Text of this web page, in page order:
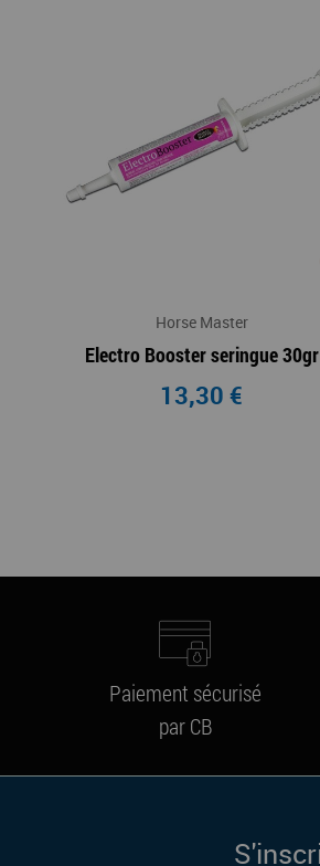
Horse Master
Electro Booster seringue 30gr
13,30 €
Paiement sécurisé
par CB